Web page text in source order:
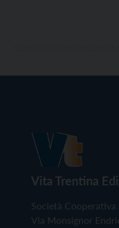
Vita Trentina
Società Cooperativa
Via Monsignor